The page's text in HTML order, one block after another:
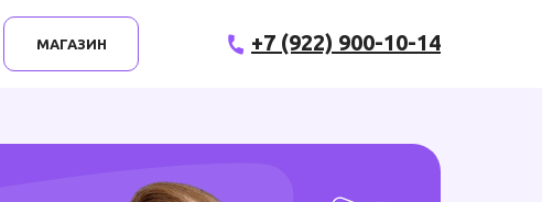
МАГАЗИН +7 (922) 900-10-14